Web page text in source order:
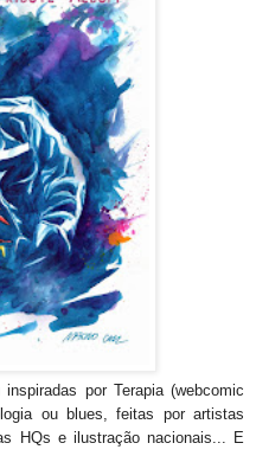
por Terapia (webcomic
ou blues, feitas por artistas
HQs e ilustração nacionais... E